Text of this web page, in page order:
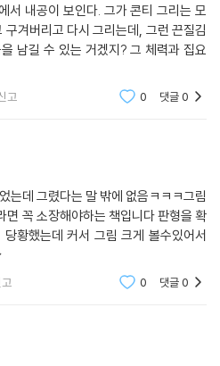
서 내공이 보인다. 그가 콘티 그리는 모
겨버리고 다시 그리는데, 그런 끈질김
남길 수 있는 거겠지? 그 체력과 집요
고 0 댓글0
는데 그렸다는 말 밖에 없음ㅋㅋㅋ그림
면 꼭 소장해야하는 책입니다 판형을 확
황했는데 커서 그림 크게 볼수있어서
0 댓글0